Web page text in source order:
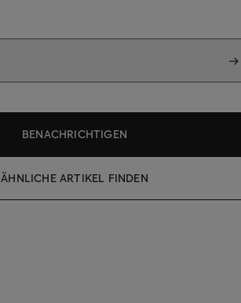
BENACHRICHTIGEN
ÄHNLICHE ARTIKEL FINDEN